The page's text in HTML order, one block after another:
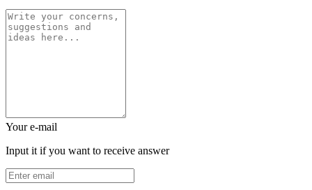
Your e-mail
Input it if you want to receive answer